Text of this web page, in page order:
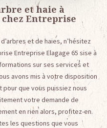
et haie à
Entreprise
et de haies, n’hésitez
Entreprise Elagage 65 sise à
sur ses services et
avons mis à votre disposition
que vous puissiez nous
votre demande de
en rien alors, profitez-en.
les questions que vous